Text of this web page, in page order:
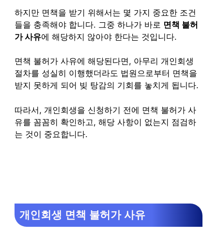
하지만 면책을 받기 위해서는 몇 가지 중요한 조건
들을 충족해야 합니다. 그중 하나가 바로 면책 불허
가 사유에 해당하지 않아야 한다는 것입니다.
면책 불허가 사유에 해당된다면, 아무리 개인회생
절차를 성실히 이행했더라도 법원으로부터 면책을
받지 못하게 되어 빚 탕감의 기회를 놓치게 됩니다.
따라서, 개인회생을 신청하기 전에 면책 불허가 사
유를 꼼꼼히 확인하고, 해당 사항이 없는지 점검하
는 것이 중요합니다.
개인회생 면책 불허가 사유